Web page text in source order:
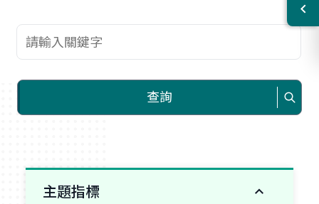
查詢關鍵字
查詢
主題指標